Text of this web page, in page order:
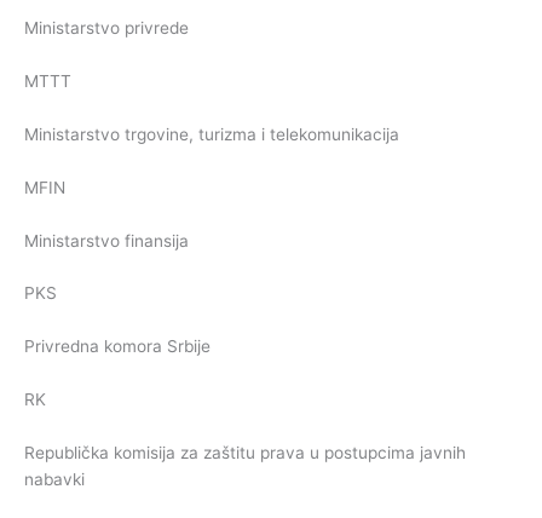
Ministarstvo privrede
MTTT
Ministarstvo trgovine, turizma i telekomunikacija
MFIN
Ministarstvo finansija
PKS
Privredna komora Srbije
RK
Republička komisija za zaštitu prava u postupcima javnih
nabavki